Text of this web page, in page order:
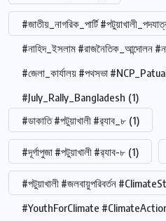
#জাতীয়_নাগরিক_পার্টি
#নাহিদ_ইসলাম #রাজনৈতিক_আন্দোলন
#জেলা_কার্যালয় #পথসভা
#July_Rally_Bangladesh (1)
#ডাকাতি #পটুয়াখালী #র‍্যাব_৮ (1)
#দূর্গাপুজা #পটুয়াখালী #র‍্যাব-৮ (1)
#পটুয়াখালী #জলবায়ুপরিবর্তন
#YouthForClimate